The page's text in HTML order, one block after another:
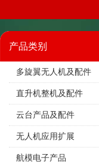
产品类别
多旋翼无人机及配件
直升机整机及配件
云台产品及配件
无人机应用扩展
航模电子产品